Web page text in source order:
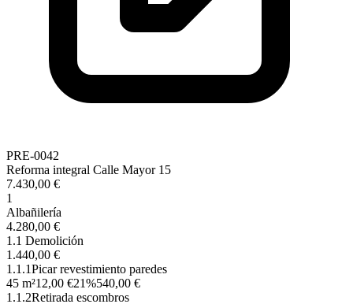
PRE-0042
Reforma integral Calle Mayor 15
7.430,00 €
1
Albañilería
4.280,00 €
1.1 Demolición
1.440,00 €
1.1.1Picar revestimiento paredes
45 m²12,00 €21%540,00 €
1.1.2Retirada escombros